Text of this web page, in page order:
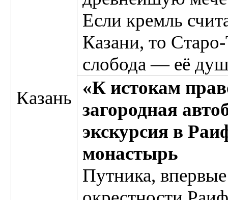
Казань
Если кремль
Казани, то Старо-
слобода — её
«К истокам
загородная
экскурсия в
монастырь
Путника,